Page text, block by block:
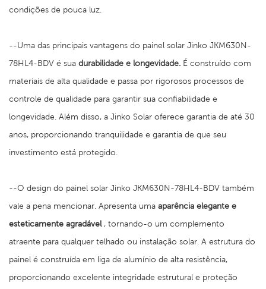
condições de pouca luz.
--Uma das principais vantagens do painel solar Jinko JKM630N-
78HL4-BDV é sua durabilidade e longevidade. É construído com
materiais de alta qualidade e passa por rigorosos processos de
controle de qualidade para garantir sua confiabilidade e
longevidade. Além disso, a Jinko Solar oferece garantia de até 30
anos, proporcionando tranquilidade e garantia de que seu
investimento está protegido.
--O design do painel solar Jinko JKM630N-78HL4-BDV também
vale a pena mencionar. Apresenta uma aparência elegante e
esteticamente agradável, tornando-o um complemento
atraente para qualquer telhado ou instalação solar. A estrutura do
painel é construída em liga de alumínio de alta resistência,
proporcionando excelente integridade estrutural e proteção